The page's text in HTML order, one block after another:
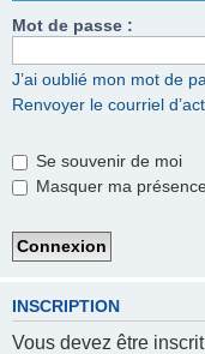
Mot de passe :
J’ai oublié mon mot de
Renvoyer le courriel
Se souvenir de moi
Masquer ma
INSCRIPTION
Vous devez être